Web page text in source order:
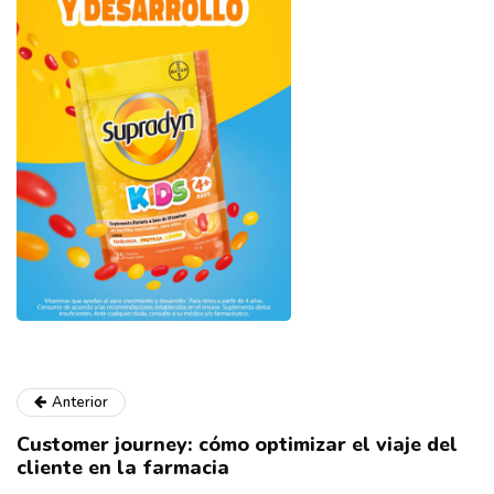
Anterior
Customer journey: cómo optimizar el viaje del
cliente en la farmacia